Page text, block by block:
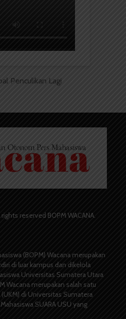
Penculikan Lagi
reserved BOPM WACANA.
(BOPM) Wacana merupakan
di luar kampus dan dikelola
Universitas Sumatera Utara
Wacana merupakan salah satu
di Universitas Sumatera
SUARA USU yang